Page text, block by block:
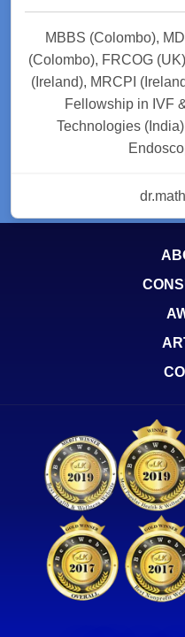
MBBS (Colombo),
(Colombo), FRCOG
(Ireland), MRCPI
Fellowship in IVF
Technologies